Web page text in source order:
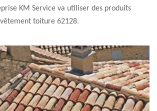
KM Service va utiliser des produits
toiture 62128.